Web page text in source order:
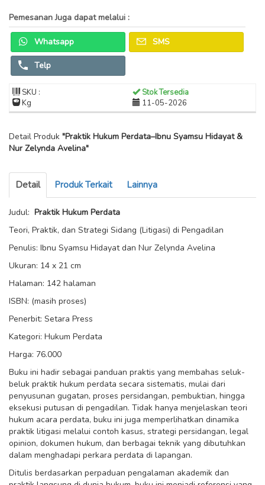
Pemesanan Juga dapat melalui :
Whatsapp SMS
Telp
SKU :
Stok Tersedia
Kg
11-05-2026
Detail Produk "Praktik Hukum Perdata–Ibnu Syamsu Hidayat &
Nur Zelynda Avelina"
Detail Produk Terkait Lainnya
Judul: Praktik Hukum Perdata
Teori, Praktik, dan Strategi Sidang (Litigasi) di Pengadilan
Penulis: Ibnu Syamsu Hidayat dan Nur Zelynda Avelina
Ukuran: 14 x 21 cm
Halaman: 142 halaman
ISBN: (masih proses)
Penerbit: Setara Press
Kategori: Hukum Perdata
Harga: 76.000
Buku ini hadir sebagai panduan praktis yang membahas seluk-
beluk praktik hukum perdata secara sistematis, mulai dari
penyusunan gugatan, proses persidangan, pembuktian, hingga
eksekusi putusan di pengadilan. Tidak hanya menjelaskan teori
hukum acara perdata, buku ini juga memperlihatkan dinamika
praktik litigasi melalui contoh kasus, strategi persidangan, legal
opinion, dokumen hukum, dan berbagai teknik yang dibutuhkan
dalam menghadapi perkara perdata di lapangan.
Ditulis berdasarkan perpaduan pengalaman akademik dan